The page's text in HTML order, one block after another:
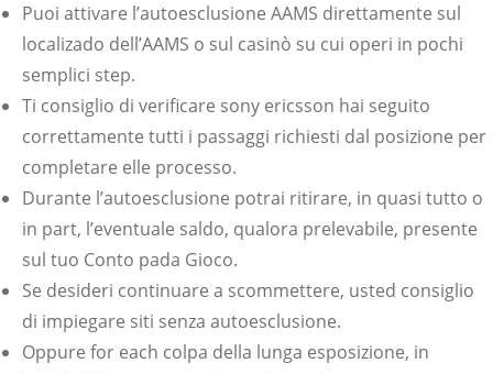
Puoi attivare l’autoesclusione AAMS direttamente sul
localizado dell’AAMS o sul casinò su cui operi in pochi
semplici step.
Ti consiglio di verificare sony ericsson hai seguito
correttamente tutti i passaggi richiesti dal posizione per
completare elle processo.
Durante l’autoesclusione potrai ritirare, in quasi tutto o
in part, l’eventuale saldo, qualora prelevabile, presente
sul tuo Conto pada Gioco.
Se desideri continuare a scommettere, usted consiglio
di impiegare siti senza autoesclusione.
Oppure for each colpa della lunga esposizione, in